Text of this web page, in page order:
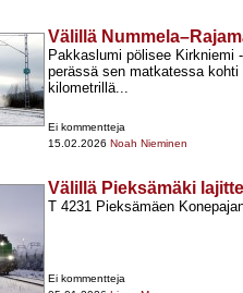
Välillä
Pakkaslumi pölisee Kirkniemi
perässä sen matkatessa
kilometrillä...
Ei kommentteja
15.02.2026 Noah Nieminen
Välillä Pieksämäki
T 4231 Pieksämäen
Ei kommentteja